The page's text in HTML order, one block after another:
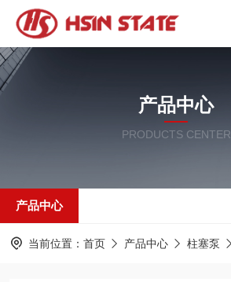
产品中心
PRODUCTS CENTER
产品中心
当前位置： 首页 产品中心 柱塞泵